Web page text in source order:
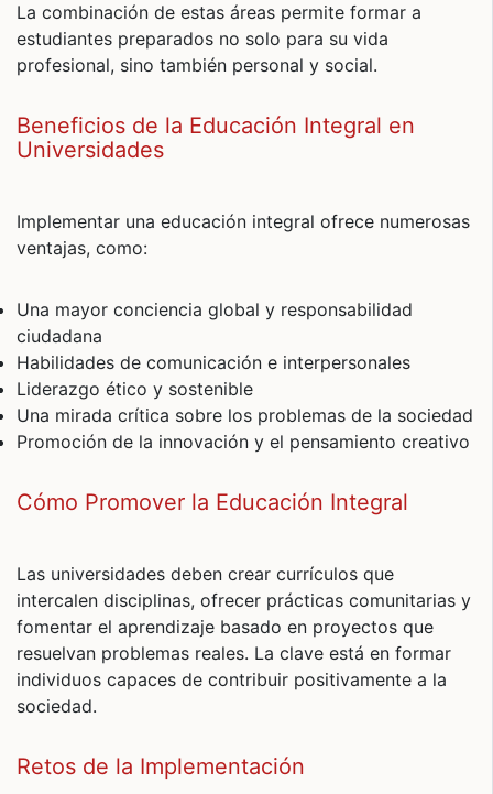
La combinación de estas áreas permite formar a
estudiantes preparados no solo para su vida
profesional, sino también personal y social.
Beneficios de la Educación Integral en
Universidades
Implementar una educación integral ofrece numerosas
ventajas, como:
Una mayor conciencia global y responsabilidad
ciudadana
Habilidades de comunicación e interpersonales
Liderazgo ético y sostenible
Una mirada crítica sobre los problemas de la sociedad
Promoción de la innovación y el pensamiento creativo
Cómo Promover la Educación Integral
Las universidades deben crear currículos que
intercalen disciplinas, ofrecer prácticas comunitarias y
fomentar el aprendizaje basado en proyectos que
resuelvan problemas reales. La clave está en formar
individuos capaces de contribuir positivamente a la
sociedad.
Retos de la Implementación